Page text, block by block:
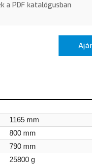
a PDF katalógusban
1165 mm
800 mm
790 mm
25800 g